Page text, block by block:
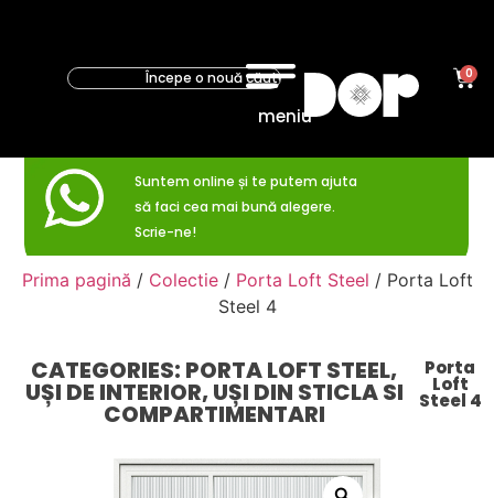
meniu
0
Suntem online și te putem ajuta
să faci cea mai bună alegere.
Scrie-ne!
Prima pagină / Colectie/ Porta Loft Steel / Porta Loft
Steel 4
CATEGORIES: PORTA LOFT STEEL,
UȘI DE INTERIOR,UȘI DIN STICLA SI
COMPARTIMENTARI
Porta
Loft
Steel 4